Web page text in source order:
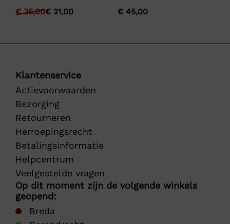
€35,00€ 21,00
€ 45,00
Klantenservice
Actievoorwaarden
Bezorging
Retourneren
Herroepingsrecht
Betalingsinformatie
Helpcentrum
Veelgestelde vragen
Op dit moment zijn de volgende winkels
geopend:
Breda